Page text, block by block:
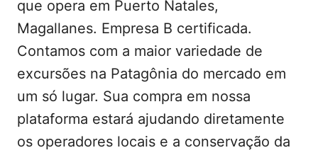
que opera em Puerto Natales,
Magallanes. Empresa B certificada.
Contamos com a maior variedade de
excursões na Patagônia do mercado em
um só lugar. Sua compra em nossa
plataforma estará ajudando diretamente
os operadores locais e a conservação da